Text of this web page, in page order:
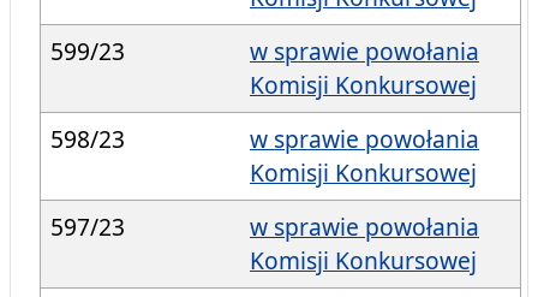
599/23
w sprawie powołania
Komisji Konkursowej
598/23
w sprawie powołania
Komisji Konkursowej
597/23
w sprawie powołania
Komisji Konkursowej